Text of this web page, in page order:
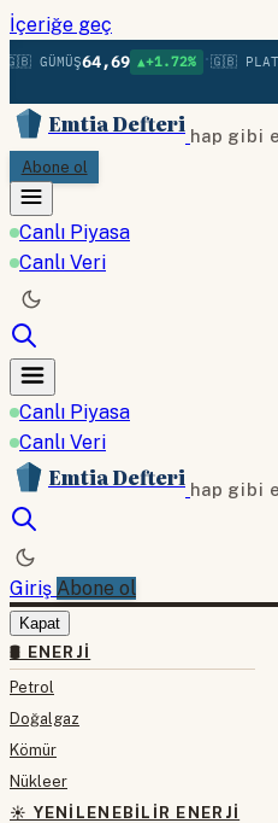
İçeriğe geç
GÜMÜŞ64,69 ▲+1.72% • 🇬🇧
Emtia Defteri hap gibi
Abone ol
Canlı Piyasa
Canlı Veri
Canlı Piyasa
Canlı Veri
Emtia Defteri hap gibi
Giriş Abone ol
Kapat
🛢 ENERJI
Petrol
Doğalgaz
Kömür
Nükleer
☀️ YENILENEBILIR ENERJI